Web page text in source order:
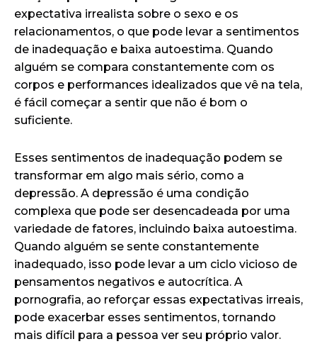
expectativa irrealista sobre o sexo e os
relacionamentos, o que pode levar a sentimentos
de inadequação e baixa autoestima. Quando
alguém se compara constantemente com os
corpos e performances idealizados que vê na tela,
é fácil começar a sentir que não é bom o
suficiente.
Esses sentimentos de inadequação podem se
transformar em algo mais sério, como a
depressão. A depressão é uma condição
complexa que pode ser desencadeada por uma
variedade de fatores, incluindo baixa autoestima.
Quando alguém se sente constantemente
inadequado, isso pode levar a um ciclo vicioso de
pensamentos negativos e autocrítica. A
pornografia, ao reforçar essas expectativas irreais,
pode exacerbar esses sentimentos, tornando
mais difícil para a pessoa ver seu próprio valor.